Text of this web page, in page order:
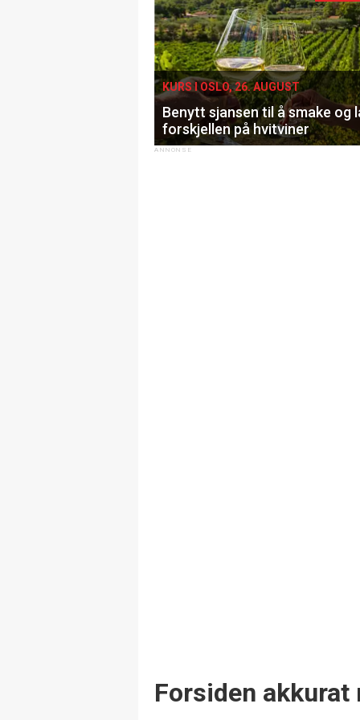
KURS I OSLO, 26. AUGUST
Benytt sjansen til å smake og
forskjellen på hvitviner
Forsiden akkurat